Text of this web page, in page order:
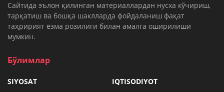
Cайтида эълон қилинган материаллардан нусха кўчириш,
тарқатиш ва бошқа шаклларда фойдаланиш фақат
таҳририят ёзма розилиги билан амалга оширилиши
мумкин.
Бўлимлар
SIYOSAT
IQTISODIYOT